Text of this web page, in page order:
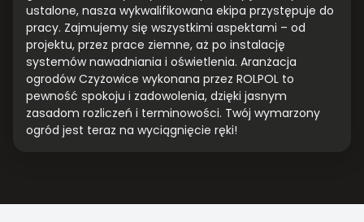
ustalone, nasza wykwalifikowana ekipa przystępuje do
pracy. Zajmujemy się wszystkimi aspektami – od
projektu, przez prace ziemne, aż po instalację
systemów nawadniania i oświetlenia. Aranżacja
ogrodów Czyżowice wykonana przez ROLPOL to
pewność spokoju i zadowolenia, dzięki jasnym
zasadom rozliczeń i terminowości. Twój wymarzony
ogród jest teraz na wyciągnięcie ręki!